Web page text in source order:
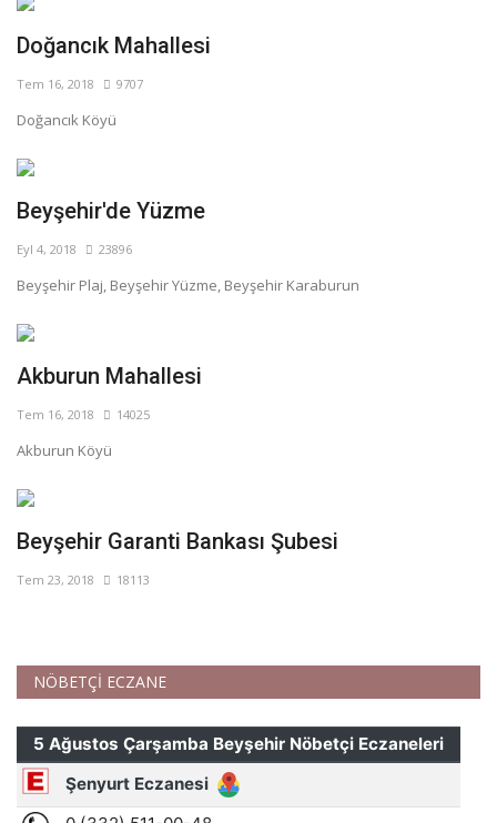
Doğancık Mahallesi
Tem 16, 2018 9707
Doğancık Köyü
Beyşehir'de Yüzme
Eyl 4, 2018 23896
Beyşehir Plaj, Beyşehir Yüzme, Beyşehir Karaburun
Akburun Mahallesi
Tem 16, 2018 14025
Akburun Köyü
Beyşehir Garanti Bankası Şubesi
Tem 23, 2018 18113
NÖBETÇİ ECZANE